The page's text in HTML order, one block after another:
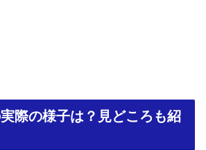
実際の様子は？見どころも紹